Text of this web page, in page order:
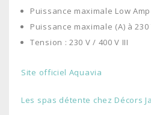
Puissance maximale Low Amp
Puissance maximale (A) à 230
Tension : 230 V / 400 V III
Site officiel Aquavia
Les spas détente chez Décors